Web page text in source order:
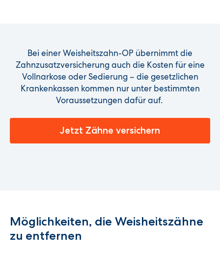
Bei einer Weisheitszahn-OP übernimmt die
Zahnzusatzversicherung auch die Kosten für eine
Vollnarkose oder Sedierung – die gesetzlichen
Krankenkassen kommen nur unter bestimmten
Voraussetzungen dafür auf.
Jetzt Zähne versichern
Möglichkeiten, die Weisheitszähne
zu entfernen